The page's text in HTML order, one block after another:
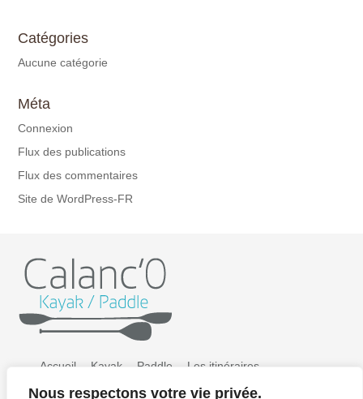
Nous respectons votre vie privée.
Catégories
Aucune catégorie
Méta
Connexion
Flux des publications
Flux des commentaires
Site de WordPress-FR
Accueil Kayak Paddle Les itinéraires